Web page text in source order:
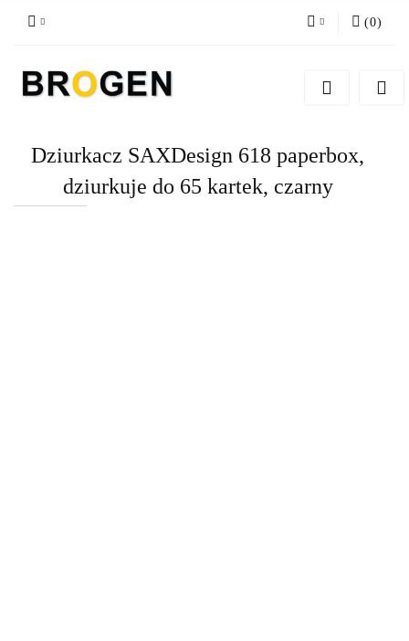
Zarejestruj się
Zgody cookies
(0)
Dziurkacz SAXDesign 618 paperbox,
dziurkuje do 65 kartek, czarny